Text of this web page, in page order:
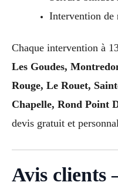
Intervention de
Chaque intervention à
Les Goudes,
Rouge, Le Rouet,
Chapelle, Rond Point
devis gratuit et
Avis clients